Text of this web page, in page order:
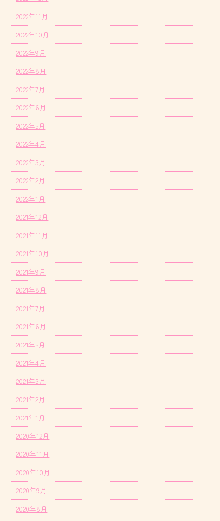
2022年11月
2022年10月
2022年9月
2022年8月
2022年7月
2022年6月
2022年5月
2022年4月
2022年3月
2022年2月
2022年1月
2021年12月
2021年11月
2021年10月
2021年9月
2021年8月
2021年7月
2021年6月
2021年5月
2021年4月
2021年3月
2021年2月
2021年1月
2020年12月
2020年11月
2020年10月
2020年9月
2020年8月